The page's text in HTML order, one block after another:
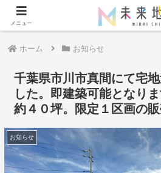
ホーム お知らせ
千葉県市川市真間にて宅
した。即建築可能となり
約４０坪。限定１区画の販
お知らせ
メニュー